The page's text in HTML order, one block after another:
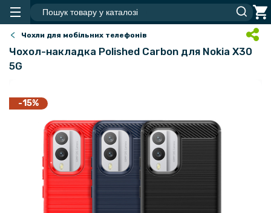
Чохли для мобільних телефонів
Чохол-накладка Polished Carbon для Nokia X30
5G
-15%